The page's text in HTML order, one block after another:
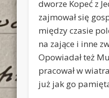
dworze Kopeć z
zajmował się
między czasie
na zające i inne
Opowiadał też
pracował w
już jak go